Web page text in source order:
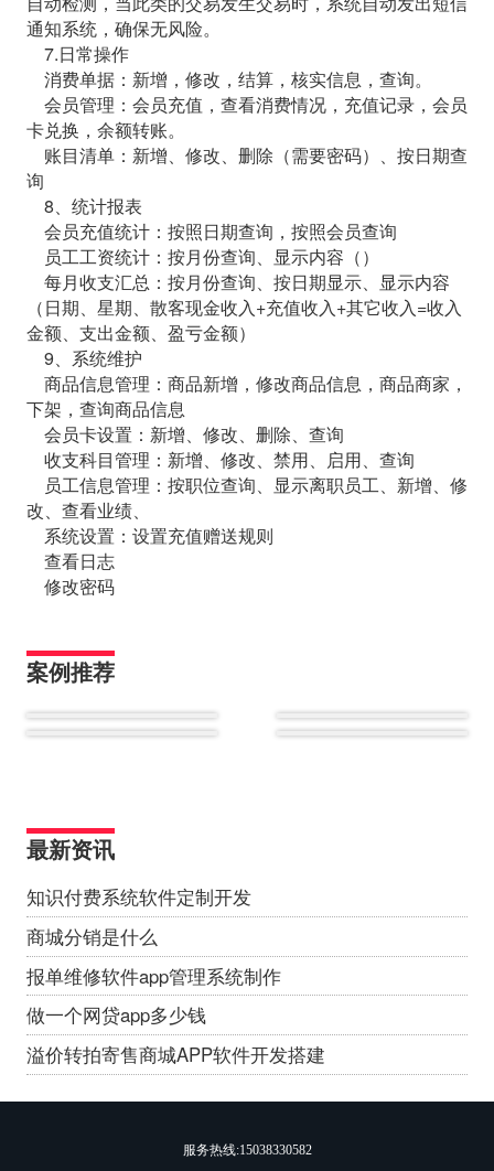
通知系统，确保无风险。
7.日常操作
消费单据：新增，修改，结算，核实信息，查询。
会员管理：会员充值，查看消费情况，充值记录，会员
卡兑换，余额转账。
账目清单：新增、修改、删除（需要密码）、按日期查
询
8、统计报表
会员充值统计：按照日期查询，按照会员查询
员工工资统计：按月份查询、显示内容（）
每月收支汇总：按月份查询、按日期显示、显示内容
（日期、星期、散客现金收入+充值收入+其它收入=收入
金额、支出金额、盈亏金额）
9、系统维护
商品信息管理：商品新增，修改商品信息，商品商家，
下架，查询商品信息
会员卡设置：新增、修改、删除、查询
收支科目管理：新增、修改、禁用、启用、查询
员工信息管理：按职位查询、显示离职员工、新增、修
改、查看业绩、
系统设置：设置充值赠送规则
查看日志
修改密码
案例推荐
最新资讯
知识付费系统软件定制开发
商城分销是什么
报单维修软件app管理系统制作
做一个网贷app多少钱
溢价转拍寄售商城APP软件开发搭建
服务热线:15038330582